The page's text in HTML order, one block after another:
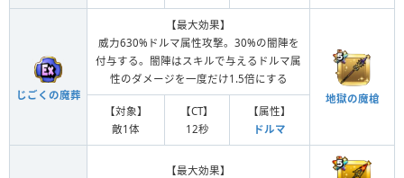
じごくの魔葬
【最大効果】
威力630%ドルマ属性攻撃。30%の闇陣を
付与する。闇陣はスキルで与えるドルマ属
性のダメージを一度だけ1.5倍にする
地獄の魔槍
【対象】
敵1体
【CT】
12秒
【属性】
ドルマ
【最大効果】